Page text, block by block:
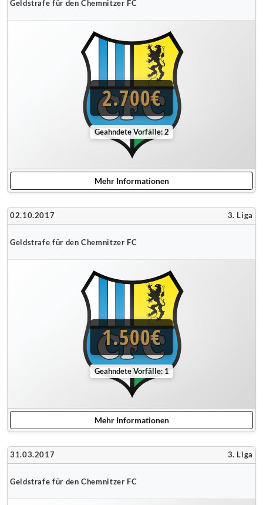
Geldstrafe für den Chemnitzer FC
2.700€
Geahndete Vorfälle: 2
Mehr Informationen
02.10.2017 3. Liga
Geldstrafe für den Chemnitzer FC
1.500€
Geahndete Vorfälle: 1
Mehr Informationen
31.03.2017 3. Liga
Geldstrafe für den Chemnitzer FC